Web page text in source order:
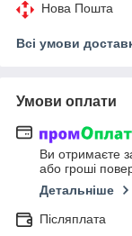
Нова Пошта
Всі умови
Умови оплати
Ви отримаєте
або гроші
Детальніше
Післяплата